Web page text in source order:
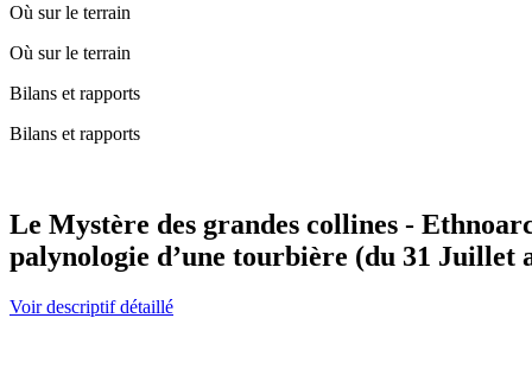
Où sur le terrain
Où sur le terrain
Bilans et rapports
Bilans et rapports
Le Mystère des grandes collines -
palynologie d’une tourbière (du 31 Juillet
Voir descriptif détaillé